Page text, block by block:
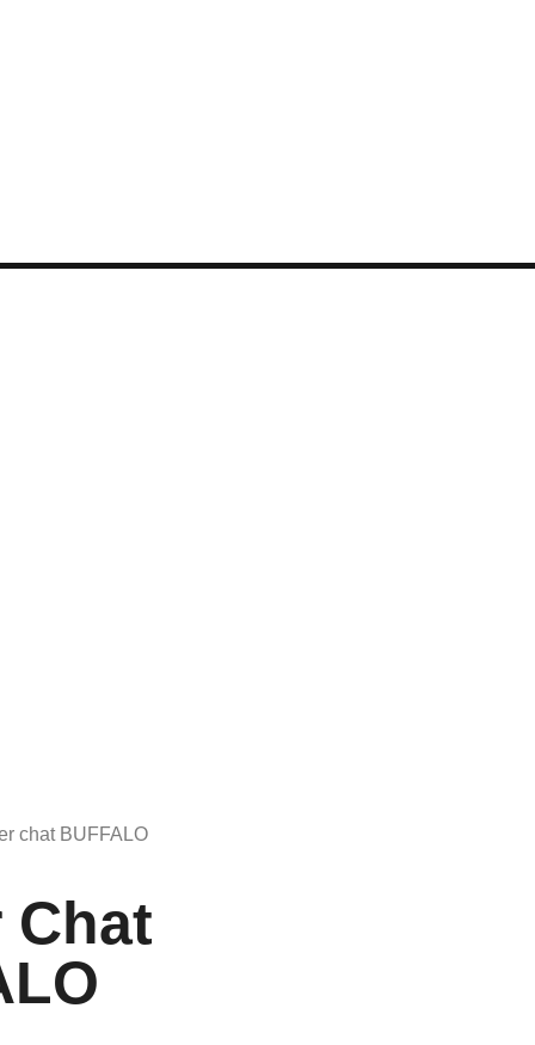
chat BUFFALO
Chat